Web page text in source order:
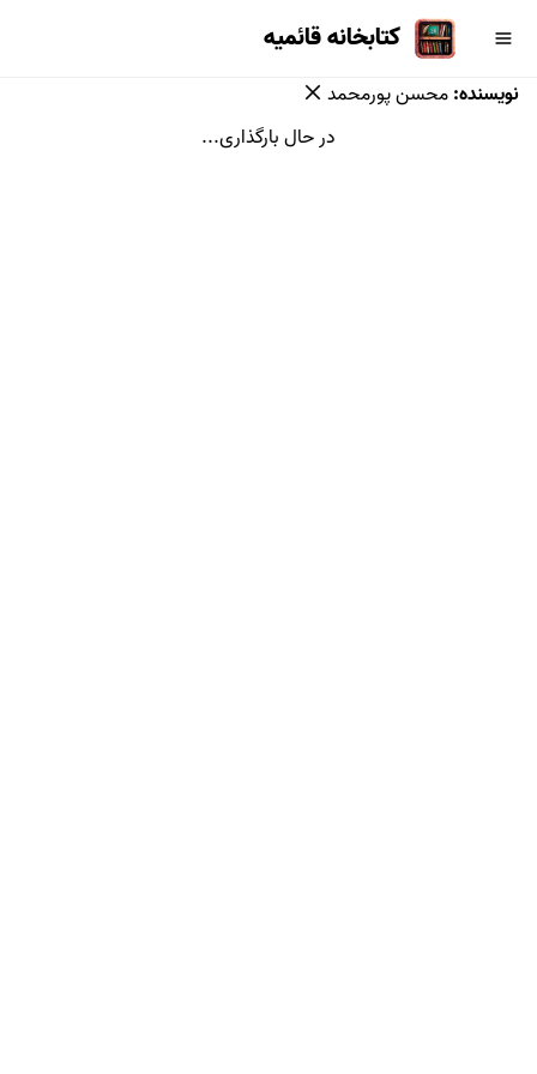
کتابخانه قائمیه
نویسنده:محسن پورمحمد
در حال بارگذاری...